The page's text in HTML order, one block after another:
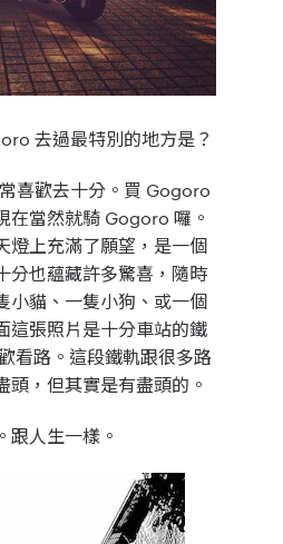
去過最特別的地方是？
喜歡去十分。買 Gogoro
在當然就騎 Gogoro 囉。
燈上充滿了願望，是一個
分也蘊藏許多驚喜，隨時
小貓、一隻小狗、或一個
這張照片是十分車站的鐵
看路。這段鐵軌跟很多路
頭，但其實是有盡頭的。
跟人生一樣。